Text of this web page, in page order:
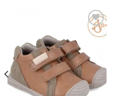
Add to
wishlist